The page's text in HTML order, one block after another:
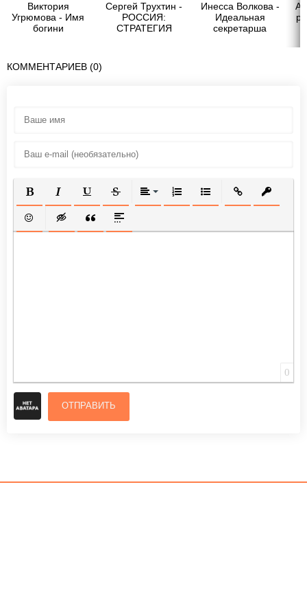
Виктория
Угрюмова - Имя
богини
Сергей Трухтин -
РОССИЯ:
СТРАТЕГИЯ
Инесса Волкова -
Идеальная
секретарша
КОММЕНТАРИЕВ (0)
ПОЛУЖИРНЫЙ
КУРСИВПОДЧЕРКНУТЫЙ
ЗАЧЕРКНУТЫЙВЫРАВНИВАНИЕ
НУМЕРОВАННЫЙ СПИСОК
МАРКИРОВАННЫЙ
ВСТАВИТЬ
ВСТАВИТЬ СМАЙЛИК
ВСТАВКА СКРЫТОГО ТЕКСТА
ВСТАВКА ЦИТАТЫ
ВСТАВКА СПОЙЛЕРА
0
ОТПРАВИТЬ